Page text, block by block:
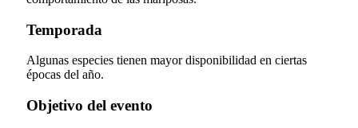
Temporada
Algunas especies tienen mayor disponibilidad en ciertas
épocas del año.
Objetivo del evento